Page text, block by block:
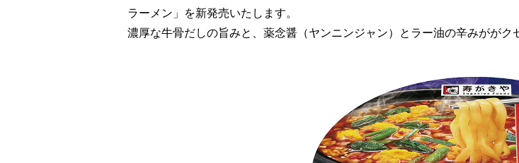
ラーメン」を新発売いたします。
濃厚な牛骨だしの旨みと、薬念醤（ヤンニンジャン）とラー油の辛みががク